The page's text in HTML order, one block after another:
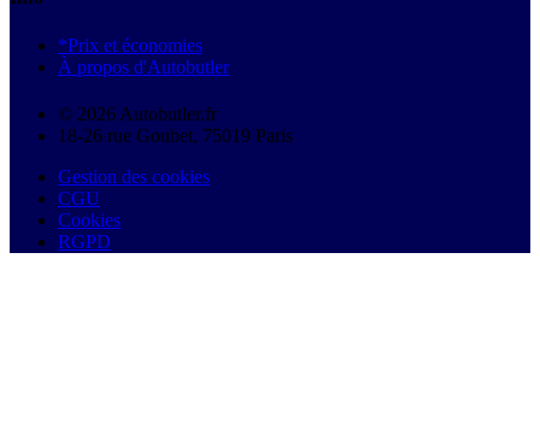
*Prix et économies
À propos d'Autobutler
© 2026 Autobutler.fr
18-26 rue Goubet, 75019 Paris
Gestion des cookies
CGU
Cookies
RGPD